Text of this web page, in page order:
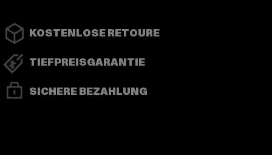
KOSTENLOSE RETOURE
TIEFPREISGARANTIE
SICHERE BEZAHLUNG